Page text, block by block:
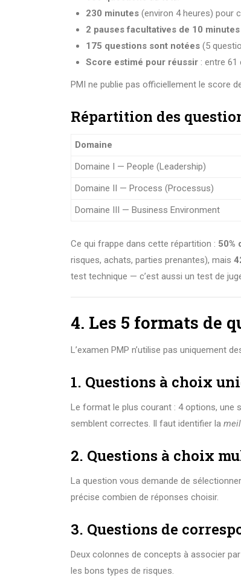
230 minutes (environ 4 heures) pour
2 pauses facultatives de 10 minutes
175 questions sont notées (5
Score estimé pour réussir : entre
PMI ne publie pas officiellement le score
Répartition des
Domaine
Domaine I — People (Leadership)
Domaine II — Process (Processus)
Domaine III — Business Environment
Ce qui frappe dans cette répartition : 50%
risques, achats, parties prenantes), mais
test technique — c’est aussi un test de
4. Les 5 formats de
L’examen PMP n’utilise pas uniquement
1. Questions à choix
Le format le plus courant : 4 options, une
semblent correctes. Il faut identifier la
2. Questions à choix
La question vous demande de
précise combien de réponses choisir.
3. Questions de
Deux colonnes de concepts à associer
les bons types de risques.